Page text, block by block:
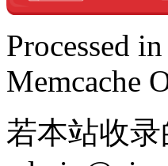
Processed
Memcache
若本站收